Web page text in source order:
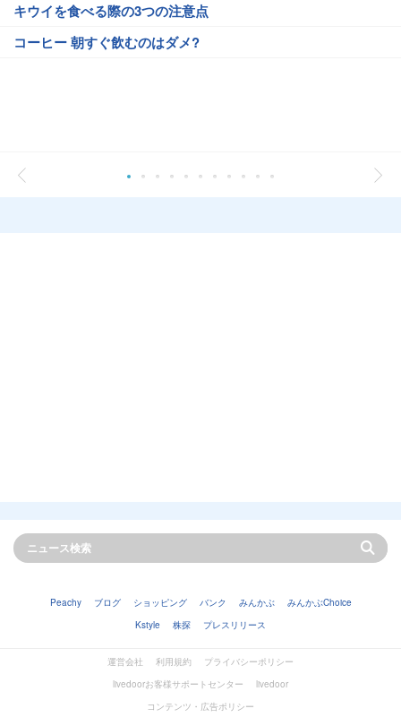
キウイを食べる際の3つの注意点
コーヒー 朝すぐ飲むのはダメ?
Peachy ブログ ショッピング バンク みんかぶ
みんかぶChoice
Kstyle
株探 プレスリリース
運営会社 利用規約
プライバシーポリシー
livedoorお客様サポートセンター
livedoor
コンテンツ・広告ポリシー